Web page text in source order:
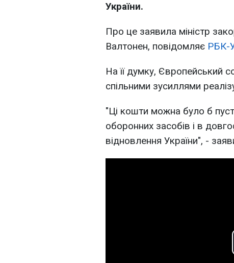
України.
Про це заявила міністр
Валтонен, повідомляє РБК-
На її думку, Європейський
спільними зусиллями
"Ці кошти можна було б
оборонних засобів і в
відновлення України", -